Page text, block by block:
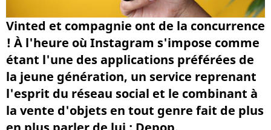
Vinted et compagnie ont de la concurrence
! À l'heure où Instagram s'impose comme
étant l'une des applications préférées de
la jeune génération, un service reprenant
l'esprit du réseau social et le combinant à
la vente d'objets en tout genre fait de plus